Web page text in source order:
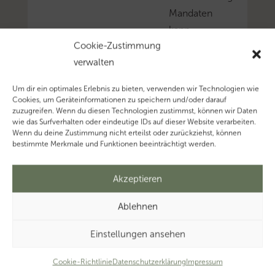
Cookie-Zustimmung
verwalten
Um dir ein optimales Erlebnis zu bieten, verwenden wir Technologien wie
Cookies, um Geräteinformationen zu speichern und/oder darauf
zuzugreifen. Wenn du diesen Technologien zustimmst, können wir Daten
wie das Surfverhalten oder eindeutige IDs auf dieser Website verarbeiten.
Wenn du deine Zustimmung nicht erteilst oder zurückziehst, können
bestimmte Merkmale und Funktionen beeinträchtigt werden.
Akzeptieren
Ablehnen
Einstellungen ansehen
Cookie-RichtlinieDatenschutzerklärungImpressum
Mandaten
kann
enden.
Doch
Vorsicht:
Bei
der
lauern
Haftungsrisiken
rechtliche